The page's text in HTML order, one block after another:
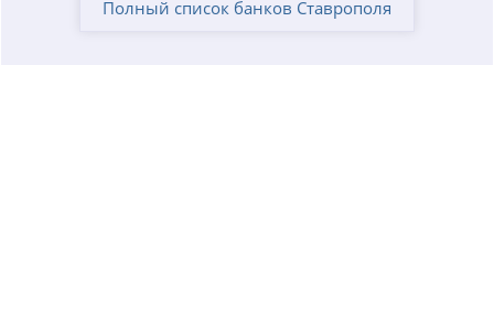
Полный список банков Ставрополя